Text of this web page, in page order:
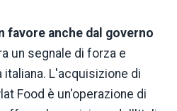
favore anche dal governo
un segnale di forza e
L'acquisizione di
Food è un'operazione di